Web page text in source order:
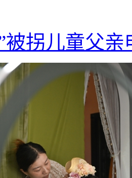
被拐儿童父